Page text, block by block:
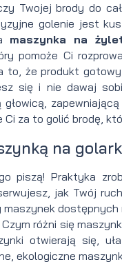
Twojej brody do
golenie jest
maszynka na
pomoże Ci
to, że produkt
się i nie dawaj
za to golić brodę,
na
piszą! Praktyka
jak Twój
maszynek dostępnych
różni się
otwierają się,
ekologiczne